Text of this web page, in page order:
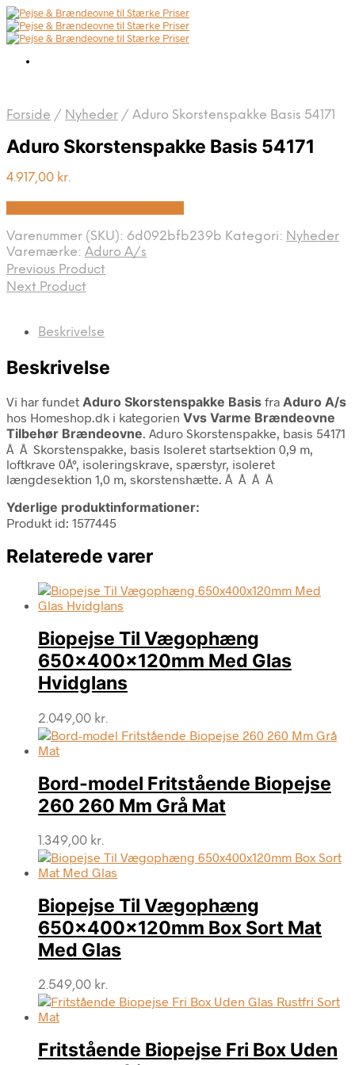
Forside / Nyheder / Aduro Skorstenspakke Basis 54171
Aduro Skorstenspakke Basis 54171
4.917,00 kr.
Varenummer (SKU): 6d092bfb239b Kategori: Nyheder
Varemærke: Aduro A/s
Previous Product
Next Product
Beskrivelse
Beskrivelse
Vi har fundet Aduro Skorstenspakke Basis fra Aduro A/s
hos Homeshop.dk i kategorien Vvs Varme Brændeovne
Tilbehør Brændeovne. Aduro Skorstenspakke, basis 54171
Â Â Skorstenspakke, basis Isoleret startsektion 0,9 m,
loftkrave 0Â°, isoleringskrave, spærstyr, isoleret
længdesektion 1,0 m, skorstenshætte. Â Â Â Â
Yderlige produktinformationer:
Produkt id: 1577445
Relaterede varer
Biopejse Til Vægophæng
650x400x120mm Med Glas
Hvidglans
2.049,00 kr.
Bord-model Fritstående Biopejse
260 260 Mm Grå Mat
1.349,00 kr.
Biopejse Til Vægophæng
650x400x120mm Box Sort Mat
Med Glas
2.549,00 kr.
Fritstående Biopejse Fri Box Uden